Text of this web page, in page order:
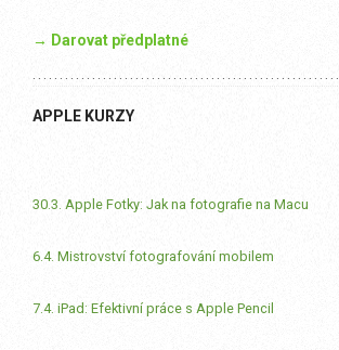
→ Darovat předplatné
APPLE KURZY
30.3. Apple Fotky: Jak na fotografie na Macu
6.4. Mistrovství fotografování mobilem
7.4. iPad: Efektivní práce s Apple Pencil